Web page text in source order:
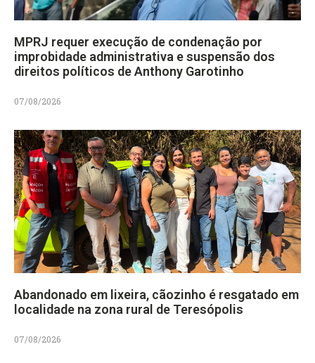
MPRJ requer execução de condenação por
improbidade administrativa e suspensão dos
direitos políticos de Anthony Garotinho
07/08/2026
Abandonado em lixeira, cãozinho é resgatado em
localidade na zona rural de Teresópolis
07/08/2026